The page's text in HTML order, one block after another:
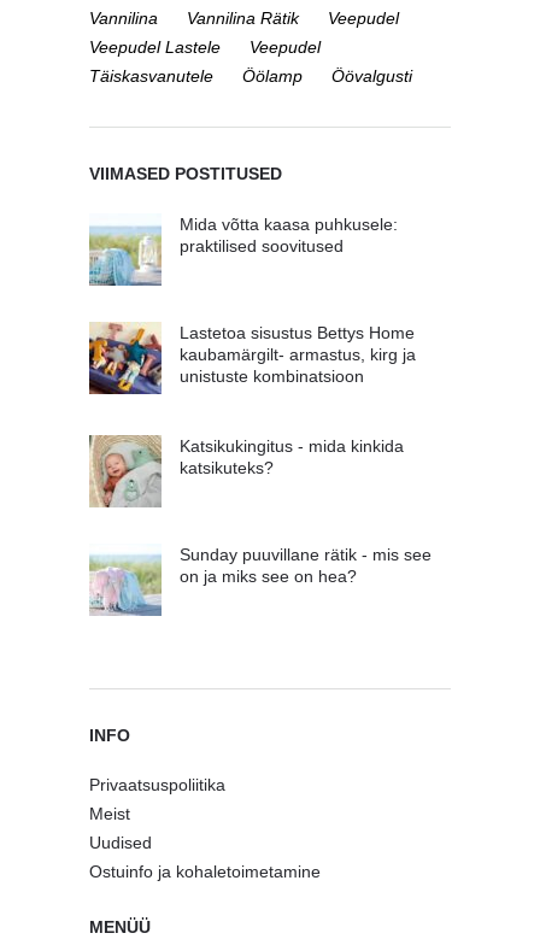
Vannilina
Vannilina Rätik
Veepudel
Veepudel Lastele
Veepudel
Täiskasvanutele
Öölamp Öövalgusti
VIIMASED POSTITUSED
Mida võtta kaasa puhkusele:
praktilised soovitused
Lastetoa sisustus Bettys Home
kaubamärgilt- armastus, kirg ja
unistuste kombinatsioon
Katsikukingitus - mida kinkida
katsikuteks?
Sunday puuvillane rätik - mis see
on ja miks see on hea?
INFO
Privaatsuspoliitika
Meist
Uudised
Ostuinfo ja kohaletoimetamine
MENÜÜ